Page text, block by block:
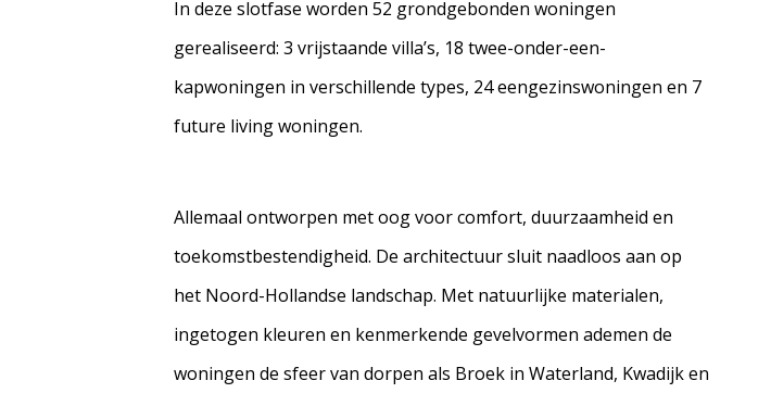
In deze slotfase worden 52 grondgebonden woningen
gerealiseerd: 3 vrijstaande villa’s, 18 twee-onder-een-
kapwoningen in verschillende types, 24 eengezinswoningen en 7
future living woningen.
Allemaal ontworpen met oog voor comfort, duurzaamheid en
toekomstbestendigheid. De architectuur sluit naadloos aan op
het Noord-Hollandse landschap. Met natuurlijke materialen,
ingetogen kleuren en kenmerkende gevelvormen ademen de
woningen de sfeer van dorpen als Broek in Waterland, Kwadijk en